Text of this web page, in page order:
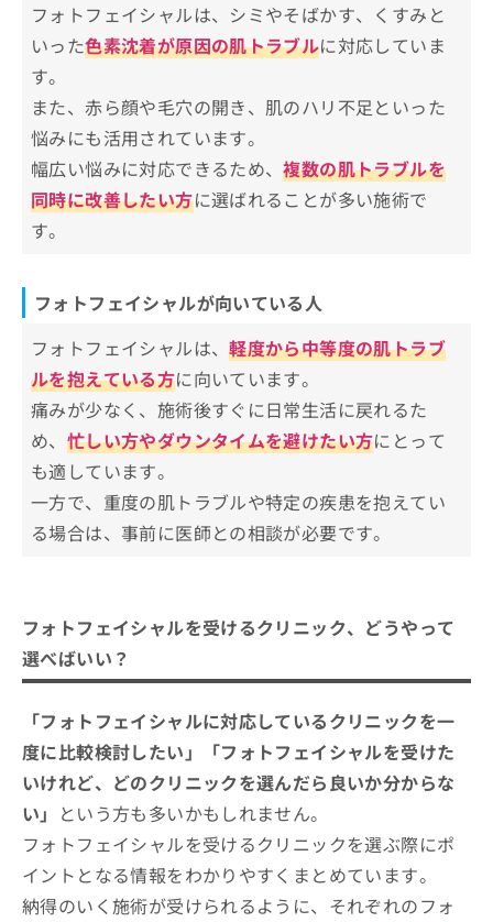
よしき銀座クリニック
銀座ファインケアクリニック 銀座
【フォトフェイシャルの基礎知識】これを知っ
てからフォトフェイシャルを検討しよう！
フォトフェイシャルのメリット
痛みが少なく快適に受けられる
クリニックとエステサロンのフォトフェイシャ
フォトフェイシャルについてのよくある質問1
0選！
まとめ：銀座で評判のフォトフェイシャルにお
すすめのクリニック10選
フォトフェイシャルは、シミやそばかす、くすみと
いった色素沈着が原因の肌トラブルに対応していま
す。
また、赤ら顔や毛穴の開き、肌のハリ不足といった
悩みにも活用されています。
幅広い悩みに対応できるため、複数の肌トラブルを
同時に改善したい方に選ばれることが多い施術で
す。
フォトフェイシャルが向いている人
フォトフェイシャルは、軽度から中等度の肌トラブ
ルを抱えている方に向いています。
痛みが少なく、施術後すぐに日常生活に戻れるた
め、 忙しい方やダウンタイムを避けたい方にとって
も適しています。
一方で、重度の肌トラブルや特定の疾患を抱えてい
る場合は、事前に医師との相談が必要です。
フォトフェイシャルを受けるクリニック、どうやって
選べばいい？
「フォトフェイシャルに対応しているクリニックを一
度に比較検討したい」「フォトフェイシャルを受けた
いけれど、どのクリニックを選んだら良いか分からな
い」 という方も多いかもしれません。
フォトフェイシャルを受けるクリニックを選ぶ際にポ
イントとなる情報をわかりやすくまとめています。
納得のいく施術が受けられるように、それぞれのフォ
お
問
い
合
わ
せ
は
こ
ち
ら